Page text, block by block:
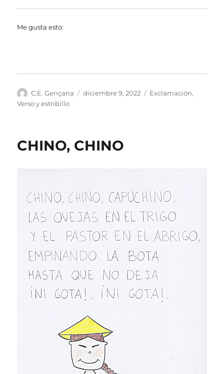
Me gusta esto:
Autor
C.E. Gençana
Publicado
diciembre 9, 2022 Categorías
Exclamación,
Verso y estribillo
CHINO, CHINO